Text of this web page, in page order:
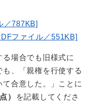
／787KB]
ファイル／551KB]
場合でも旧様式に
も、「親権を行使する
合意した。」ことに
）
を記載してくださ